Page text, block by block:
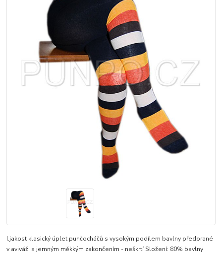
I.jakost klasický úplet punčocháčů s vysokým podílem bavlny předprané
v aviváži s jemným měkkým zakončením - neškrtí Složení: 80% bavlny